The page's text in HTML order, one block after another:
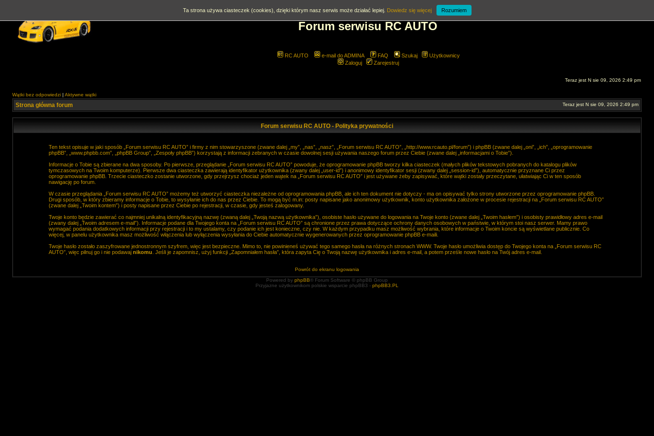
Forum serwisu RC AUTO
RC AUTO e-mail do ADMINA FAQ Szukaj
Użytkownicy
Zaloguj
Zarejestruj
Teraz jest N sie 09, 2026 2:49 pm
Wątki bez odpowiedzi | Aktywne wątki
Strona główna forum Teraz jest N sie 09, 2026 2:49 pm
Forum serwisu RC AUTO - Polityka prywatności
Ten tekst opisuje w jaki sposób „Forum serwisu RC AUTO” i firmy z nim stowarzyszone (zwane dalej „my”, „nas”, „nasz”, „Forum serwisu RC AUTO”, „http://www.rcauto.pl/forum”) i phpBB (zwane dalej „oni”, „ich”, „oprogramowanie
phpBB”, „www.phpbb.com”, „phpBB Group”, „Zespoły phpBB”) korzystają z informacji zebranych w czasie dowolnej sesji używania naszego forum przez Ciebie (zwane dalej „informacjami o Tobie”).
Informacje o Tobie są zbierane na dwa sposoby. Po pierwsze, przeglądanie „Forum serwisu RC AUTO” powoduje, że oprogramowanie phpBB tworzy kilka ciasteczek (małych plików tekstowych pobranych do katalogu plików
tymczasowych na Twoim komputerze). Pierwsze dwa ciasteczka zawierają identyfikator użytkownika (zwany dalej „user-id”) i anonimowy identyfikator sesji (zwany dalej „session-id”), automatycznie przyznane Ci przez
oprogramowanie phpBB. Trzecie ciasteczko zostanie utworzone, gdy przejrzysz chociaż jeden wątek na „Forum serwisu RC AUTO” i jest używane żeby zapisywać, które wątki zostały przeczytane, ułatwiając Ci w ten sposób
nawigację po forum.
W czasie przeglądania „Forum serwisu RC AUTO” możemy też utworzyć ciasteczka niezależne od oprogramowania phpBB, ale ich ten dokument nie dotyczy - ma on opisywać tylko strony utworzone przez oprogramowanie phpBB.
Drugi sposób, w który zbieramy informacje o Tobie, to wysyłanie ich do nas przez Ciebie. To mogą być m.in: posty napisane jako anonimowy użytkownik, konto użytkownika założone w procesie rejestracji na „Forum serwisu RC AUTO”
(zwane dalej „Twoim kontem”) i posty napisane przez Ciebie po rejestracji, w czasie, gdy jesteś zalogowany.
Twoje konto będzie zawierać co najmniej unikalną identyfikacyjną nazwę (zwaną dalej „Twoją nazwą użytkownika”), osobiste hasło używane do logowania na Twoje konto (zwane dalej „Twoim hasłem”) i osobisty prawidłowy adres e-mail
(zwany dalej „Twoim adresem e-mail”). Informacje podane dla Twojego konta na „Forum serwisu RC AUTO” są chronione przez prawa dotyczące ochrony danych osobowych w państwie, w którym stoi nasz serwer. Mamy prawo
wymagać podania dodatkowych informacji przy rejestracji i to my ustalamy, czy podanie ich jest konieczne, czy nie. W każdym przypadku masz możliwość wybrania, które informacje o Twoim koncie są wyświetlane publicznie. Co
więcej, w panelu użytkownika masz możliwość włączenia lub wyłączenia wysyłania do Ciebie automatycznie wygenerowanych przez oprogramowanie phpBB e-maili.
Twoje hasło zostało zaszyfrowane jednostronnym szyfrem, więc jest bezpieczne. Mimo to, nie powinieneś używać tego samego hasła na różnych stronach WWW. Twoje hasło umożliwia dostęp do Twojego konta na „Forum serwisu RC
AUTO”, więc pilnuj go i nie podawaj nikomu . Jeśli je zapomnisz, użyj funkcji „Zapomniałem hasła”, która zapyta Cię o Twoją nazwę użytkownika i adres e-mail, a potem prześle nowe hasło na Twój adres e-mail.
Powrót do ekranu logowania
Powered by phpBB® Forum Software © phpBB Group
Przyjazne użytkownikom polskie wsparcie phpBB3 - phpBB3.PL
Ta strona używa ciasteczek (cookies), dzięki którym nasz serwis może działać lepiej. Dowiedz się więcej Rozumiem